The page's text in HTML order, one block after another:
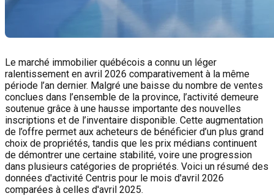
Le marché immobilier québécois a connu un léger
ralentissement en avril 2026 comparativement à la même
période l’an dernier. Malgré une baisse du nombre de ventes
conclues dans l’ensemble de la province, l’activité demeure
soutenue grâce à une hausse importante des nouvelles
inscriptions et de l’inventaire disponible. Cette augmentation
de l’offre permet aux acheteurs de bénéficier d’un plus grand
choix de propriétés, tandis que les prix médians continuent
de démontrer une certaine stabilité, voire une progression
dans plusieurs catégories de propriétés. Voici un résumé des
données d'activité Centris pour le mois d'avril 2026
comparées à celles d'avril 2025.